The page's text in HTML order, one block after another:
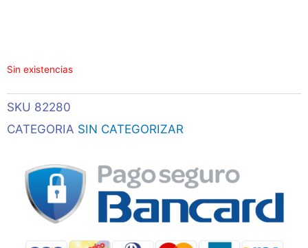
Sin existencias
SKU 82280
CATEGORIA SIN CATEGORIZAR